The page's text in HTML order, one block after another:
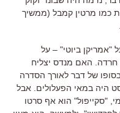
כמו מרטין קמבל (ממשיך
"אמריקן ביוטי" – על
חרדה. האם מנדס יצליח
של דבר לאורך הסדרה
היה במאי הפעלולים. אבל
"סקייפול" הוא אף סרטו